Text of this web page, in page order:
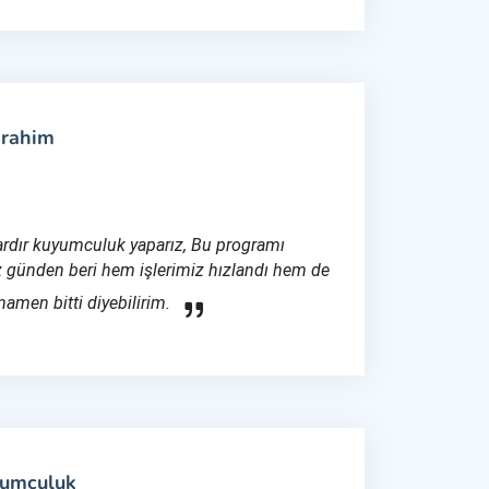
kuyumculuk yaparız, Bu programı
günden beri hem işlerimiz hızlandı hem de
bitti diyebilirim.